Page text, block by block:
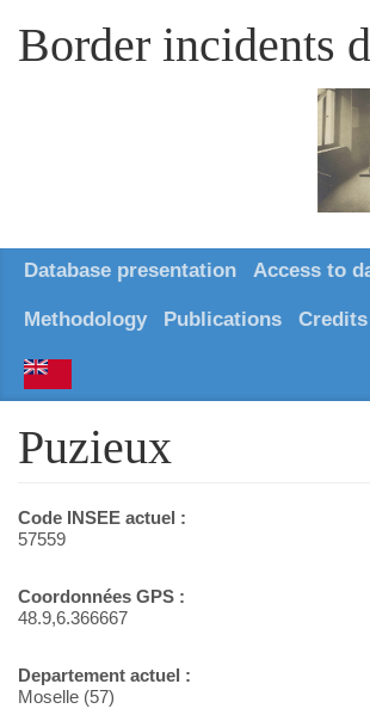
Border incidents
Database presentation Access to
Methodology Publications Credits
Puzieux
Code INSEE actuel :
57559
Coordonnées GPS :
48.9,6.366667
Departement actuel :
Moselle (57)